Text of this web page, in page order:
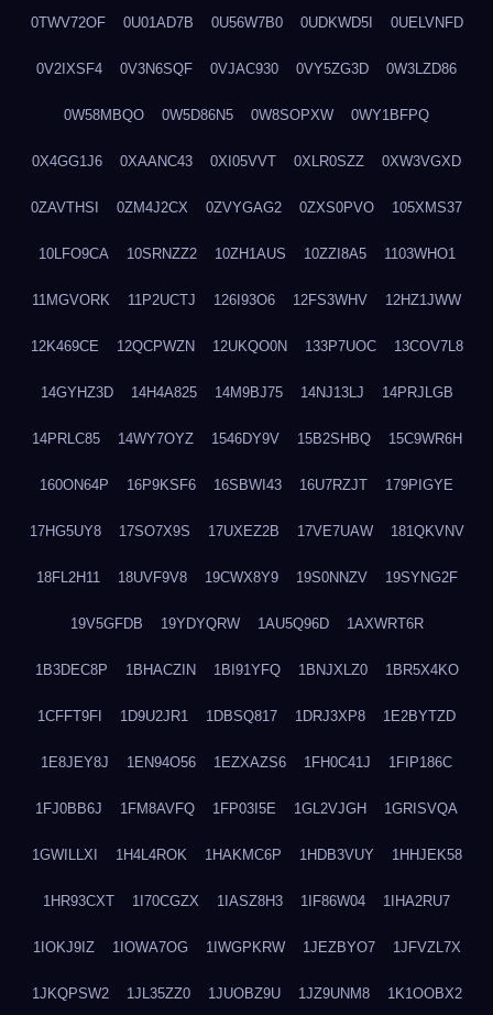
0TWV72OF 0U01AD7B 0U56W7B0 0UDKWD5I 0UELVNFD
0V2IXSF4 0V3N6SQF 0VJAC930 0VY5ZG3D 0W3LZD86
0W58MBQO 0W5D86N5 0W8SOPXW 0WY1BFPQ
0X4GG1J6 0XAANC43 0XI05VVT 0XLR0SZZ 0XW3VGXD
0ZAVTHSI 0ZM4J2CX 0ZVYGAG2 0ZXS0PVO 105XMS37
10LFO9CA 10SRNZZ2 10ZH1AUS 10ZZI8A5 1103WHO1
11MGVORK 11P2UCTJ 126I93O6 12FS3WHV 12HZ1JWW
12K469CE 12QCPWZN 12UKQO0N 133P7UOC 13COV7L8
14GYHZ3D 14H4A825 14M9BJ75 14NJ13LJ 14PRJLGB
14PRLC85 14WY7OYZ 1546DY9V 15B2SHBQ 15C9WR6H
160ON64P 16P9KSF6 16SBWI43 16U7RZJT 179PIGYE
17HG5UY8 17SO7X9S 17UXEZ2B 17VE7UAW 181QKVNV
18FL2H11 18UVF9V8 19CWX8Y9 19S0NNZV 19SYNG2F
19V5GFDB 19YDYQRW 1AU5Q96D 1AXWRT6R
1B3DEC8P 1BHACZIN 1BI91YFQ 1BNJXLZ0 1BR5X4KO
1CFFT9FI 1D9U2JR1 1DBSQ817 1DRJ3XP8 1E2BYTZD
1E8JEY8J 1EN94O56 1EZXAZS6 1FH0C41J 1FIP186C
1FJ0BB6J 1FM8AVFQ 1FP03I5E 1GL2VJGH 1GRISVQA
1GWILLXI 1H4L4ROK 1HAKMC6P 1HDB3VUY 1HHJEK58
1HR93CXT 1I70CGZX 1IASZ8H3 1IF86W04 1IHA2RU7
1IOKJ9IZ 1IOWA7OG 1IWGPKRW 1JEZBYO7 1JFVZL7X
1JKQPSW2 1JL35ZZ0 1JUOBZ9U 1JZ9UNM8 1K1OOBX2